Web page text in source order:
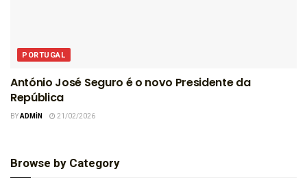
PORTUGAL
António José Seguro é o novo Presidente da
República
BYADMIN 21/02/2026
Browse by Category